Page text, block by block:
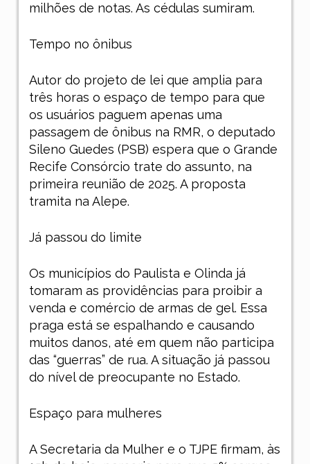
milhões de notas. As cédulas sumiram.
Tempo no ônibus
Autor do projeto de lei que amplia para
três horas o espaço de tempo para que
os usuários paguem apenas uma
passagem de ônibus na RMR, o deputado
Sileno Guedes (PSB) espera que o Grande
Recife Consórcio trate do assunto, na
primeira reunião de 2025. A proposta
tramita na Alepe.
Já passou do limite
Os municípios do Paulista e Olinda já
tomaram as providências para proibir a
venda e comércio de armas de gel. Essa
praga está se espalhando e causando
muitos danos, até em quem não participa
das “guerras” de rua. A situação já passou
do nível de preocupante no Estado.
Espaço para mulheres
A Secretaria da Mulher e o TJPE firmam, às